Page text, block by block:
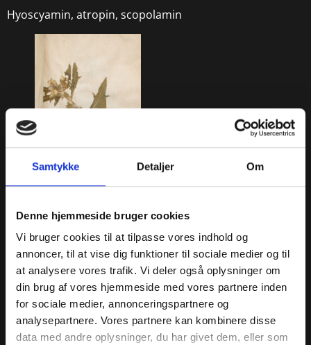
Samtykke Detaljer Om
Denne hjemmeside bruger cookies
Vi bruger cookies til at tilpasse vores indhold og
annoncer, til at vise dig funktioner til sociale medier og til
at analysere vores trafik. Vi deler også oplysninger om
din brug af vores hjemmeside med vores partnere inden
for sociale medier, annonceringspartnere og
analysepartnere. Vores partnere kan kombinere disse
data med andre oplysninger, du har givet dem, eller som
Hyoscyamin, atropin, scopolamin
Bulmeurt
Hyoscyamus niger L.
Foto af side i Joachim
Bursers herbarium.
« Apotekerhaven